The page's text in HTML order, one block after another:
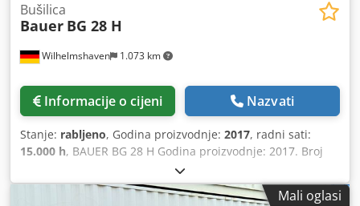
Wilhelmshaven 1.073 km
Bušilica
Bauer BG 28 H
Informacije o cijeni Nazvati
Stanje: rabljeno, Godina proizvodnje: 2017, radni sati:
15.000 h, BAUER BG 28 H Godina proizvodnje: 2017. Broj
radnih sati: približno 15000 Dedpfx Ahozqct Eezekr Gornji
dio stroja: BAUER BT 75 Više informacija na upit.
Mali oglasi